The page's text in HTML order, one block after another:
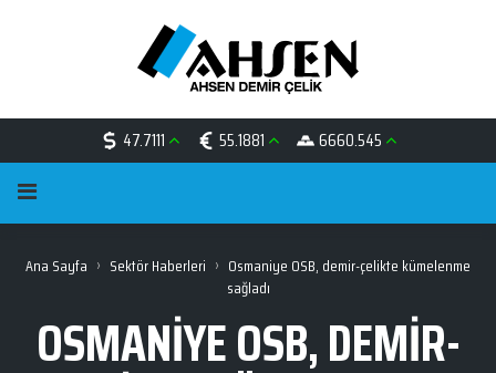
47.7111 55.1881 6660.545
Ana Sayfa › Sektör Haberleri › Osmaniye OSB, demir-çelikte kümelenme
sağladı
OSMANIYE OSB, DEMIR-